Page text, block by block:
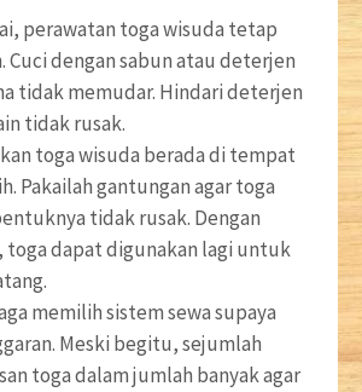
perawatan toga wisuda tetap
dengan sabun atau deterjen
tidak memudar. Hindari deterjen
tidak rusak.
toga wisuda berada di tempat
Pakailah gantungan agar toga
tidak rusak. Dengan
toga dapat digunakan lagi untuk
memilih sistem sewa supaya
Meski begitu, sejumlah
toga dalam jumlah banyak agar